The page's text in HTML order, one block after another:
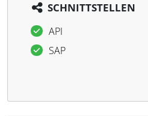
SCHNITTSTELLEN
API
SAP